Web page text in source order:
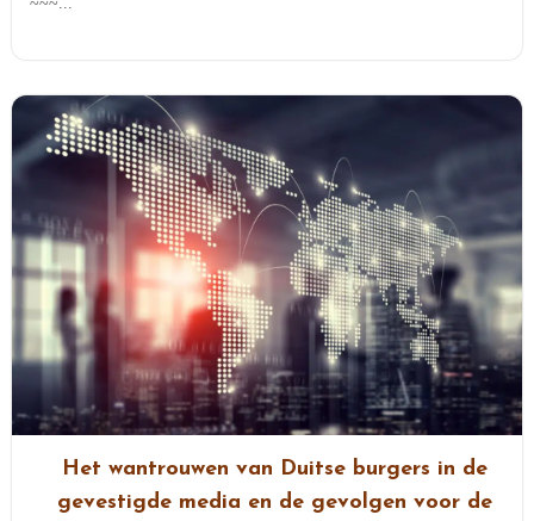
Het wantrouwen van Duitse burgers in de
gevestigde media en de gevolgen voor de